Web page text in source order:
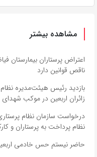
مشاهده بیشتر
اعتراض پرستاران
ناقص قوانین دارد
بازدید رئیس هیئت‌مدیره
زائران اربعین در موکب
درخواست سازمان نظام
نظام پرداخت به پرستاران و
حاضر نیستم حس خادمی